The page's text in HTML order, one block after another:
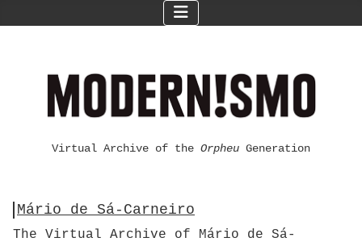
Virtual Archive of the Orpheu Generation
Mário de Sá-Carneiro
The Virtual Archive of Mário de Sá-